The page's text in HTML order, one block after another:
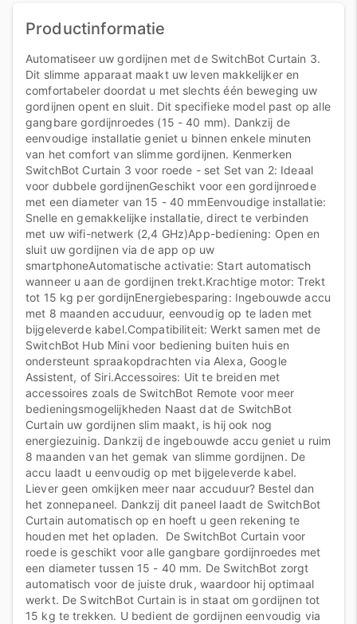
Productinformatie
Automatiseer uw gordijnen met de SwitchBot Curtain 3.
Dit slimme apparaat maakt uw leven makkelijker en
comfortabeler doordat u met slechts één beweging uw
gordijnen opent en sluit. Dit specifieke model past op alle
gangbare gordijnroedes (15 - 40 mm). Dankzij de
eenvoudige installatie geniet u binnen enkele minuten
van het comfort van slimme gordijnen. Kenmerken
SwitchBot Curtain 3 voor roede - set Set van 2: Ideaal
voor dubbele gordijnenGeschikt voor een gordijnroede
met een diameter van 15 - 40 mmEenvoudige installatie:
Snelle en gemakkelijke installatie, direct te verbinden
met uw wifi-netwerk (2,4 GHz)App-bediening: Open en
sluit uw gordijnen via de app op uw
smartphoneAutomatische activatie: Start automatisch
wanneer u aan de gordijnen trekt.Krachtige motor: Trekt
tot 15 kg per gordijnEnergiebesparing: Ingebouwde accu
met 8 maanden accuduur, eenvoudig op te laden met
bijgeleverde kabel.Compatibiliteit: Werkt samen met de
SwitchBot Hub Mini voor bediening buiten huis en
ondersteunt spraakopdrachten via Alexa, Google
Assistent, of Siri.Accessoires: Uit te breiden met
accessoires zoals de SwitchBot Remote voor meer
bedieningsmogelijkheden Naast dat de SwitchBot
Curtain uw gordijnen slim maakt, is hij ook nog
energiezuinig. Dankzij de ingebouwde accu geniet u ruim
8 maanden van het gemak van slimme gordijnen. De
accu laadt u eenvoudig op met bijgeleverde kabel.
Liever geen omkijken meer naar accuduur? Bestel dan
het zonnepaneel. Dankzij dit paneel laadt de SwitchBot
Curtain automatisch op en hoeft u geen rekening te
houden met het opladen. De SwitchBot Curtain voor
roede is geschikt voor alle gangbare gordijnroedes met
een diameter tussen 15 - 40 mm. De SwitchBot zorgt
automatisch voor de juiste druk, waardoor hij optimaal
werkt. De SwitchBot Curtain is in staat om gordijnen tot
15 kg te trekken. U bedient de gordijnen eenvoudig via